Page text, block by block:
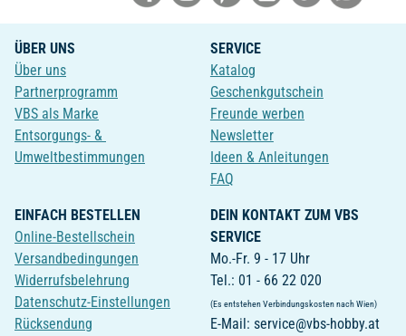
ÜBER UNS
Über uns
Partnerprogramm
VBS als Marke
Entsorgungs- &
Umweltbestimmungen
SERVICE
Katalog
Geschenkgutschein
Freunde werben
Newsletter
Ideen & Anleitungen
FAQ
EINFACH BESTELLEN
Online-Bestellschein
Versandbedingungen
Widerrufsbelehrung
Datenschutz-Einstellungen
Rücksendung
DEIN KONTAKT ZUM VBS
SERVICE
Mo.-Fr. 9 - 17 Uhr
Tel.: 01 - 66 22 020
(Es entstehen Verbindungskosten nach Wien)
E-Mail: service@vbs-hobby.at